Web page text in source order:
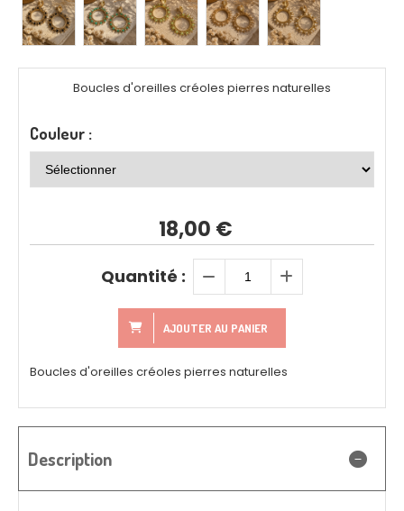
Boucles d'oreilles créoles pierres naturelles
Couleur :
18,00 €
Quantité :
AJOUTER AU PANIER
Boucles d'oreilles créoles pierres naturelles
Description